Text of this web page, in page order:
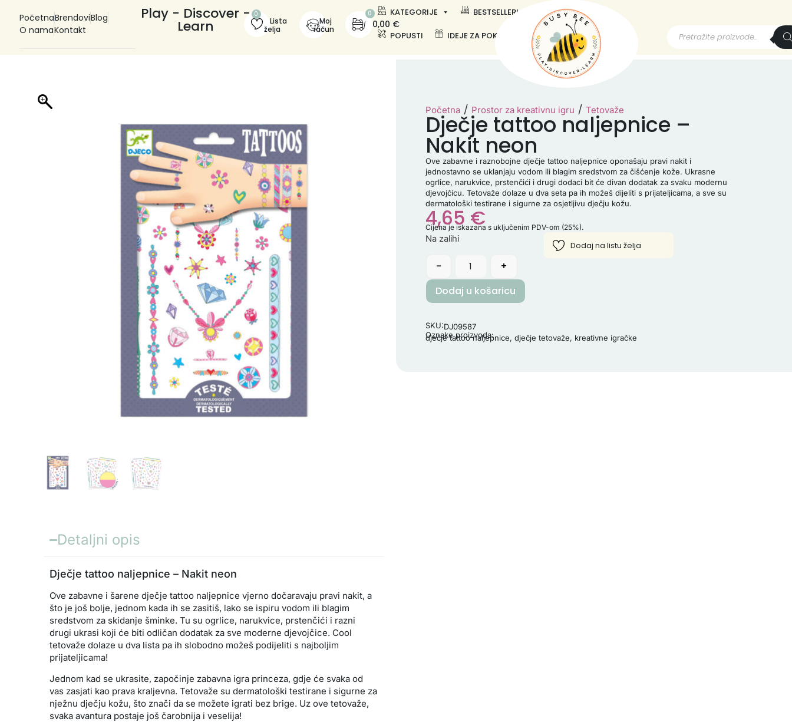
PočetnaBrendoviBlog
O namaKontakt
Play - Discover -
Learn
0
Lista
želja
Moj
račun
0,00 €
0 KATEGORIJE BESTSELLERI
POPUSTI IDEJE ZA POKLONE
Detaljni opis
Dječje tattoo naljepnice – Nakit neon
Ove zabavne i šarene dječje tattoo naljepnice vjerno dočaravaju pravi nakit, a
što je još bolje, jednom kada ih se zasitiš, lako se ispiru vodom ili blagim
sredstvom za skidanje šminke. Tu su ogrlice, narukvice, prstenčići i razni
drugi ukrasi koji će biti odličan dodatak za sve moderne djevojčice. Cool
tetovaže dolaze u dva lista pa ih slobodno možeš podijeliti s najboljim
prijateljicama!
Jednom kad se ukrasite, započinje zabavna igra princeza, gdje će svaka od
vas zasjati kao prava kraljevna. Tetovaže su dermatološki testirane i sigurne za
nježnu dječju kožu, što znači da se možete igrati bez brige. Uz ove tetovaže,
svaka avantura postaje još čarobnija i veselija!
Početna / Prostor za kreativnu igru / Tetovaže
Dječje tattoo naljepnice –
Nakit neon
Ove zabavne i raznobojne dječje tattoo naljepnice oponašaju pravi nakit i
jednostavno se uklanjaju vodom ili blagim sredstvom za čišćenje kože. Ukrasne
ogrlice, narukvice, prstenčići i drugi dodaci bit će divan dodatak za svaku modernu
djevojčicu. Tetovaže dolaze u dva seta pa ih možeš dijeliti s prijateljicama, a sve su
dermatološki testirane i sigurne za osjetljivu dječju kožu.
4,65 €
Cijena je iskazana s uključenim PDV-om (25%).
Na zalihi
-
+
Dodaj u košaricu
SKU:DJ09587
Oznake proizvoda:
dječje tattoo naljepnice, dječje tetovaže, kreativne igračke